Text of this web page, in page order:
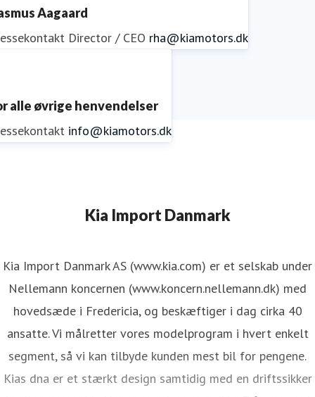
Aagaard
Director / CEO rha@kiamotors.dk
alle øvrige henvendelser
info@kiamotors.dk
Kia Import Danmark
Kia Import Danmark AS (www.kia.com) er et selskab under
Nellemann koncernen (www.koncern.nellemann.dk) med
hovedsæde i Fredericia, og beskæftiger i dag cirka 40
ansatte. Vi målretter vores modelprogram i hvert enkelt
segment, så vi kan tilbyde kunden mest bil for pengene.
Kias dna er et stærkt design samtidig med en driftssikker